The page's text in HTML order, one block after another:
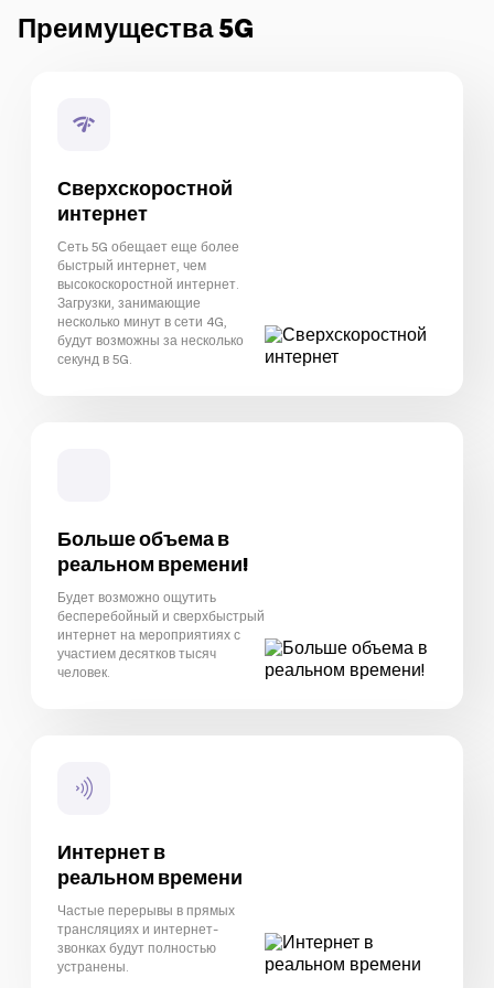
Преимущества 5G
Сверхскоростной
интернет
Сеть 5G обещает еще более
быстрый интернет, чем
высокоскоростной интернет.
Загрузки, занимающие
несколько минут в сети 4G,
будут возможны за несколько
секунд в 5G.
Больше объема в
реальном времени!
Будет возможно ощутить
бесперебойный и сверхбыстрый
интернет на мероприятиях с
участием десятков тысяч
человек.
Интернет в
реальном времени
Частые перерывы в прямых
трансляциях и интернет-
звонках будут полностью
устранены.